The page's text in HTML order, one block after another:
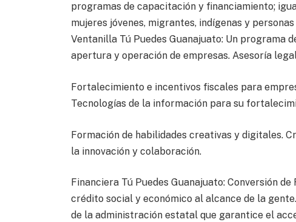
programas de capacitación y financiamiento;
mujeres jóvenes, migrantes, indígenas y
Ventanilla Tú Puedes Guanajuato: Un
apertura y operación de empresas. Asesoría
Fortalecimiento e incentivos fiscales para
Tecnologías de la información para su
Formación de habilidades creativas y digitales.
la innovación y colaboración.
Financiera Tú Puedes Guanajuato: Conversión
crédito social y económico al alcance de la
de la administración estatal que garantice el